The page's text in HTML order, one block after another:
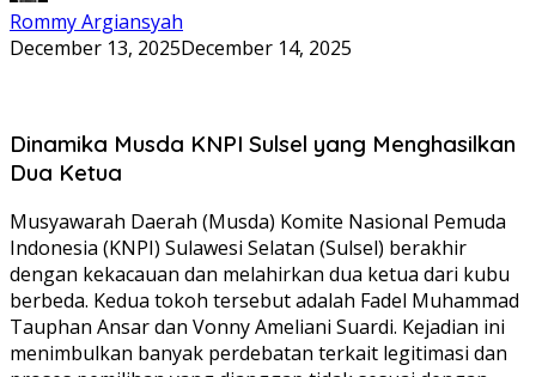
Rommy Argiansyah
December 13, 2025December 14, 2025
Dinamika Musda KNPI Sulsel yang Menghasilkan
Dua Ketua
Musyawarah Daerah (Musda) Komite Nasional Pemuda
Indonesia (KNPI) Sulawesi Selatan (Sulsel) berakhir
dengan kekacauan dan melahirkan dua ketua dari kubu
berbeda. Kedua tokoh tersebut adalah Fadel Muhammad
Tauphan Ansar dan Vonny Ameliani Suardi. Kejadian ini
menimbulkan banyak perdebatan terkait legitimasi dan